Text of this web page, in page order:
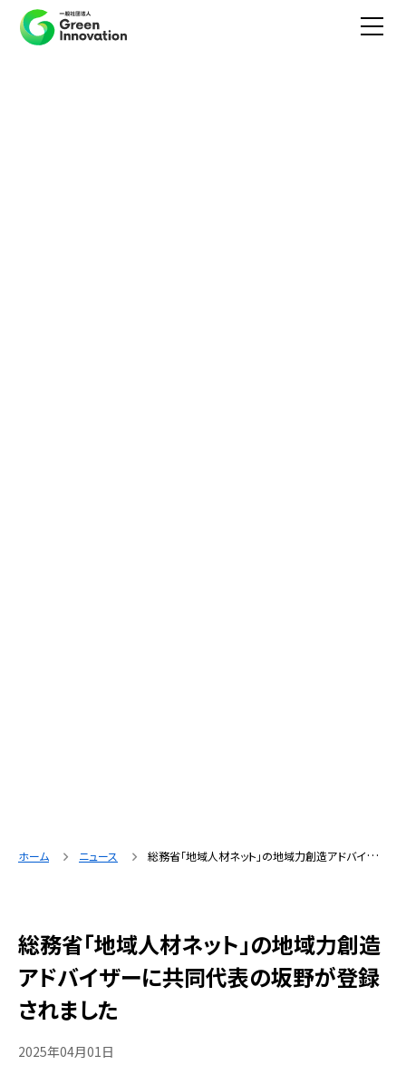
ホーム ニュース 総務省「地域人材ネット」の地域力創造アドバイザーに共同代表の坂野が登録されました
総務省「地域人材ネット」の地域力創造
アドバイザーに共同代表の坂野が登録
されました
2025年04月01日